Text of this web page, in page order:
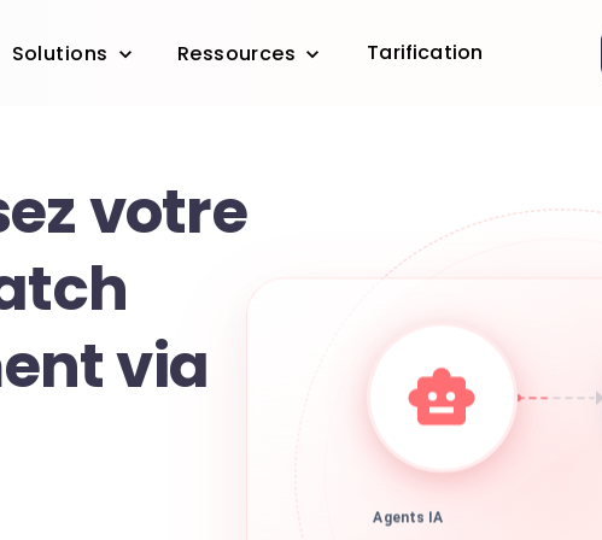
Solutions Ressources Tarification
votre
via
Agents IA